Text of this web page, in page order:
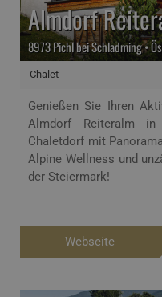
Chalet
Almdorf
8973 Pichl bei Schladming •
Genießen Sie Ihren
Almdorf Reiteralm
Chaletdorf mit
Alpine Wellness und
der Steiermark!
Webseite